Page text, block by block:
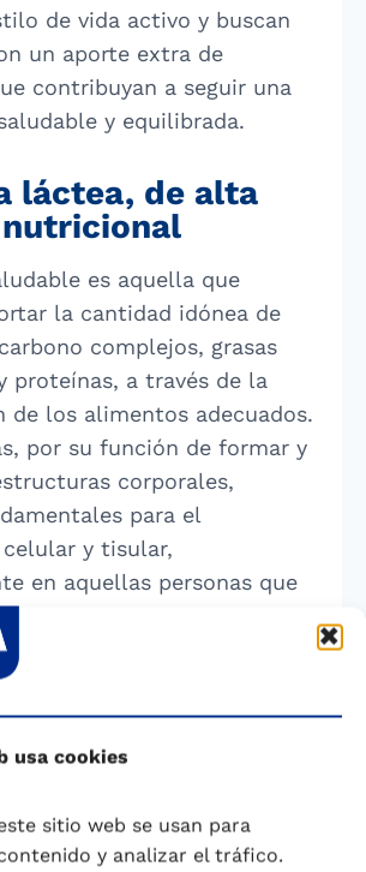
usa cookies
sitio web se usan para
y analizar el tráfico.
de vida activo y buscan
un aporte extra de
contribuyan a seguir una
y equilibrada.
láctea, de alta
es aquella que
la cantidad idónea de
complejos, grasas
proteínas, a través de la
de los alimentos adecuados.
por su función de formar y
corporales,
para el
y tisular,
en aquellas personas que
o recuperar masa
que realizan ejercicio
regular, personas mayores,
aporten proteínas de
que tengan una